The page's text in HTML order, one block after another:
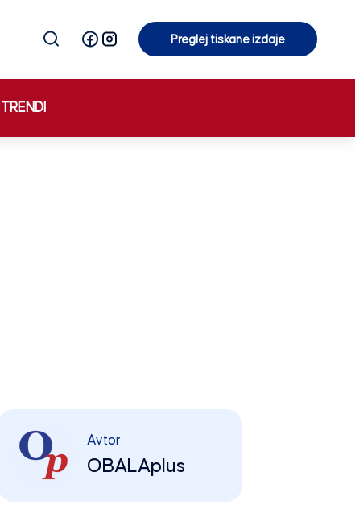
Preglej tiskane izdaje
TRENDI
Avtor
OBALAplus